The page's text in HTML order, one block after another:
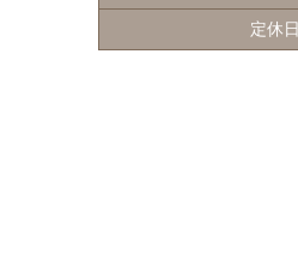
定休日